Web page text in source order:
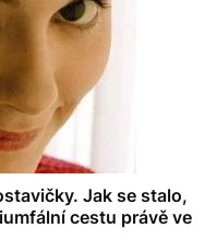
Jak se stalo,
cestu právě ve